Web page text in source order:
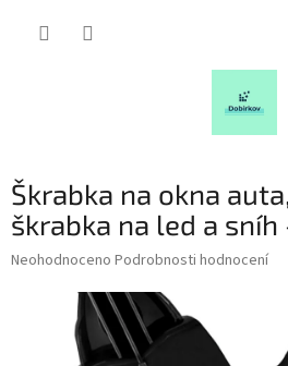
Škrabka na okna
škrabka na led a
Průměrné
Neohodnoceno Podrobnosti hodnocení